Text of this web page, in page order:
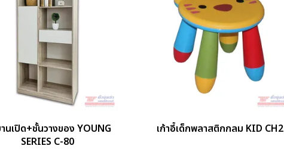
นเปิด+ชั้นวางของ YOUNG
SERIES C-80
เก้าอี้เด็กพลาสติกกลม KID CH2